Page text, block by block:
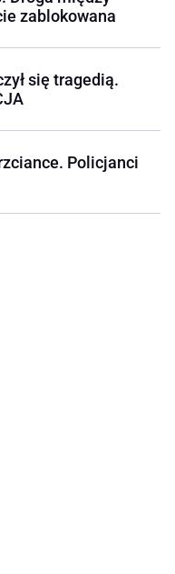
zablokowana
się tragedią.
Policjanci